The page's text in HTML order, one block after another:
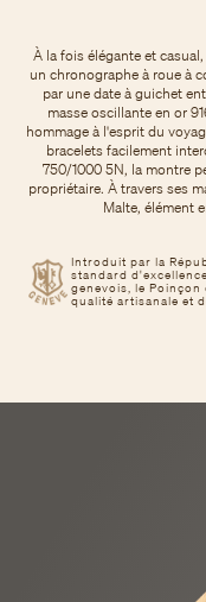
Introduit par la
standard
genevois, le Poinçon
qualité artisanale et
À la fois élégante et
un chronographe à roue à
par une date à guichet
masse oscillante en or
hommage à l'esprit du
bracelets facilement
750/1000 5N, la montre
propriétaire. À travers ses
Malte, élément